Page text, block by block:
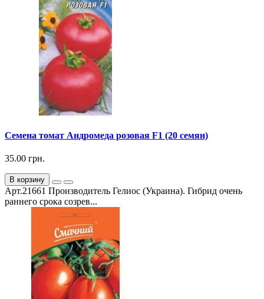
Семена томат Андромеда розовая F1 (20 семян)
35.00 грн.
В корзину
Арт.21661 Производитель Гелиос (Украина). Гибрид очень
раннего срока созрев...